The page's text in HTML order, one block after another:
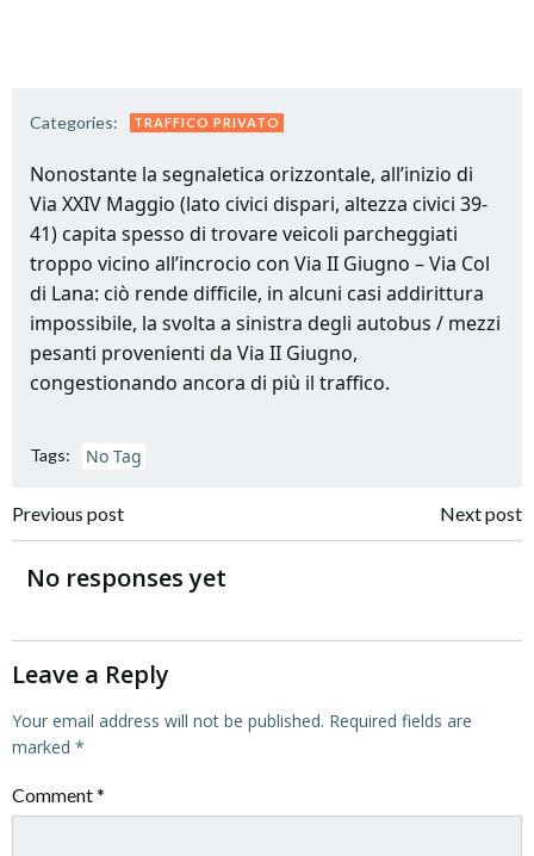
Categories: TRAFFICO PRIVATO
Nonostante la segnaletica orizzontale, all’inizio di
Via XXIV Maggio (lato civici dispari, altezza civici 39-
41) capita spesso di trovare veicoli parcheggiati
troppo vicino all’incrocio con Via II Giugno – Via Col
di Lana: ciò rende difficile, in alcuni casi addirittura
impossibile, la svolta a sinistra degli autobus / mezzi
pesanti provenienti da Via II Giugno,
congestionando ancora di più il traffico.
Tags: No Tag
Post
navigation
Previous post
Post
Next post
No responses yet
Leave a Reply
Your email address will not be published. Required fields are
marked *
Comment*